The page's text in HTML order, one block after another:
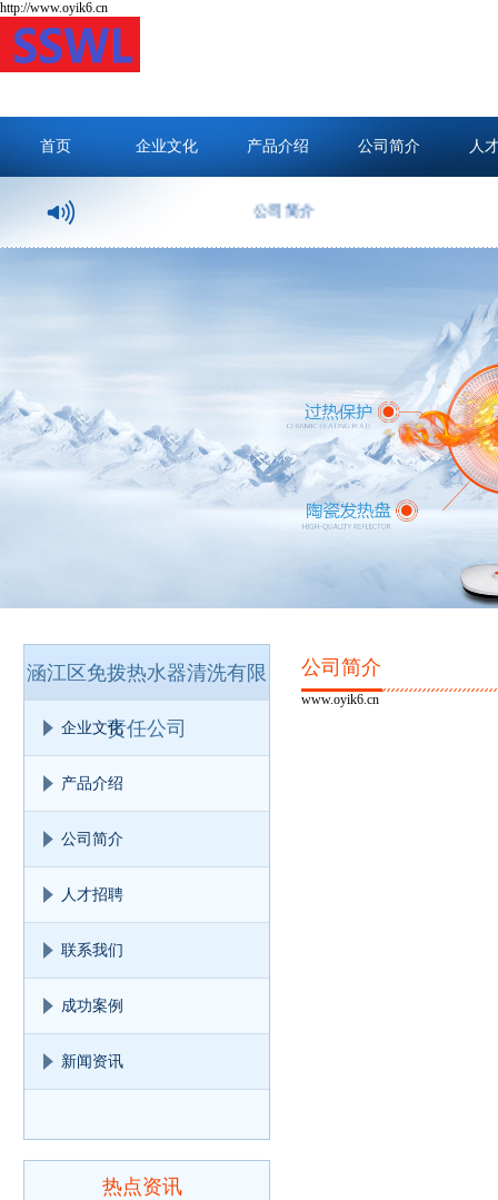
http://www.oyik6.cn
首页 企业文化 产品介绍 公司简介 人
公司简介
涵江区免拨热水器清洗有限
责任公司
企业文化
产品介绍
公司简介
人才招聘
联系我们
成功案例
新闻资讯
热点资讯
公司简介
www.oyik6.cn